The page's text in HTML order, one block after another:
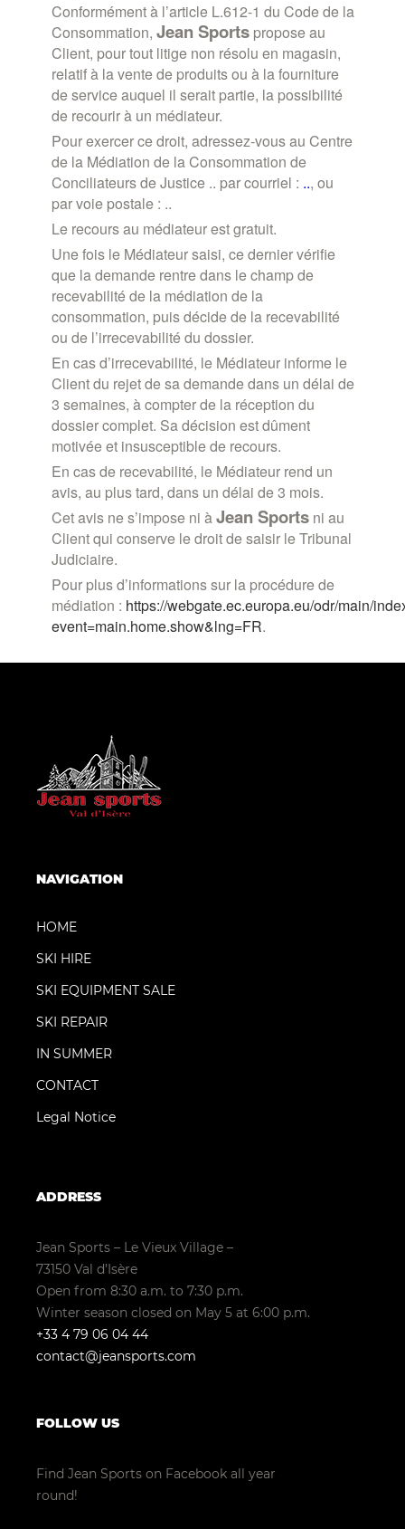
Conformément à l’article L.612-1 du Code de la
Consommation, JeanSportspropose au
Client, pour tout litige non résolu en magasin,
relatif à la vente de produits ou à la fourniture
de service auquel il serait partie, la possibilité
de recourir à un médiateur.
Pour exercer ce droit, adressez-vous au Centre
de la Médiation de la Consommation de
Conciliateurs de Justice .. par courriel : .., ou
par voie postale : ..
Le recours au médiateur est gratuit.
Une fois le Médiateur saisi, ce dernier vérifie
que la demande rentre dans le champ de
recevabilité de la médiation de la
consommation, puis décide de la recevabilité
ou de l’irrecevabilité du dossier.
En cas d’irrecevabilité, le Médiateur informe le
Client du rejet de sa demande dans un délai de
3 semaines, à compter de la réception du
dossier complet. Sa décision est dûment
motivée et insusceptible de recours.
En cas de recevabilité, le Médiateur rend un
avis, au plus tard, dans un délai de 3 mois.
Cet avis ne s’impose ni àJeanSportsni au
Client qui conserve le droit de saisir le Tribunal
Judiciaire.
Pour plus d’informations sur la procédure de
médiation : https://webgate.ec.europa.eu/odr/main/
event=main.home.show&lng=FR.
NAVIGATION
HOME
SKI HIRE
SKI EQUIPMENT SALE
SKI REPAIR
IN SUMMER
CONTACT
Legal Notice
ADDRESS
Jean Sports – Le Vieux Village –
73150 Val d’Isère
Open from 8:30 a.m. to 7:30 p.m.
Winter season closed on May 5 at 6:00 p.m.
+33 4 79 06 04 44
contact@jeansports.com
FOLLOW US
Find Jean Sports on Facebook all year
round!